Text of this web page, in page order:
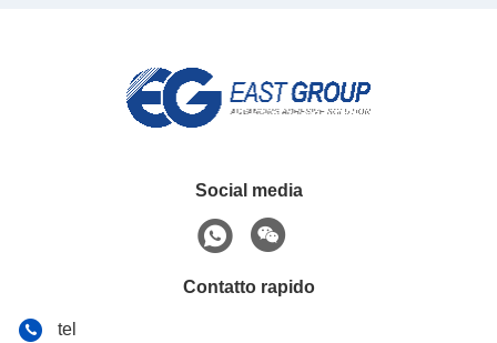
Social media
Contatto rapido
tel